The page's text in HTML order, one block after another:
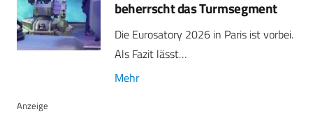
beherrscht das Turmsegment
Die Eurosatory 2026 in Paris ist vorbei.
Als Fazit lässt…
Mehr
Anzeige